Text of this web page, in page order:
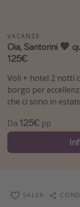
Tipo di vacanza
Vacanze last minute
Vacanze all
Vacanze estate
Vacanze di Pasqua
Last minute
Vacanze con
VACANZE
Oia, Santorini 💙
125€
Voli + hotel 2 notti
borgo per
che ci sono in
Da 125€ pp
SALVA